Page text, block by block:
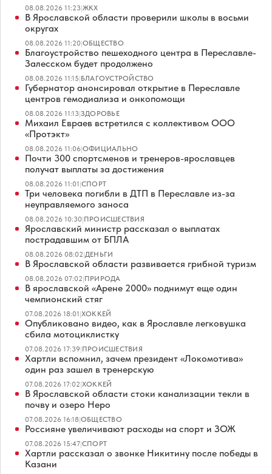
08.08.2026 11:23|ЖКХ
В Ярославской области проверили школы в восьми
округах
08.08.2026 11:20|ОБЩЕСТВО
Благоустройство пешеходного центра в Переславле-
Залесском будет продолжено
08.08.2026 11:15|БЛАГОУСТРОЙСТВО
Губернатор анонсировал открытие в Переславле
центров гемодиализа и онкопомощи
08.08.2026 11:13|ЗДОРОВЬЕ
Михаил Евраев встретился с коллективом ООО
«Протэкт»
08.08.2026 11:06|ОФИЦИАЛЬНО
Почти 300 спортсменов и тренеров-ярославцев
получат выплаты за достижения
08.08.2026 11:01|СПОРТ
Три человека погибли в ДТП в Переславле из-за
неуправляемого заноса
08.08.2026 10:30|ПРОИСШЕСТВИЯ
Ярославский министр рассказал о выплатах
пострадавшим от БПЛА
08.08.2026 08:02|ДЕНЬГИ
В Ярославской области развивается грибной туризм
08.08.2026 07:02|ПРИРОДА
В ярославской «Арене 2000» поднимут еще один
чемпионский стяг
07.08.2026 18:01|ХОККЕЙ
Опубликовано видео, как в Ярославле легковушка
сбила мотоциклистку
07.08.2026 17:39|ПРОИСШЕСТВИЯ
Хартли вспомнил, зачем президент «Локомотива»
один раз зашел в тренерскую
07.08.2026 17:02|ХОККЕЙ
В Ярославской области стоки канализации текли в
почву и озеро Неро
07.08.2026 16:18|ОБЩЕСТВО
Россияне увеличивают расходы на спорт и ЗОЖ
07.08.2026 15:47|СПОРТ
Хартли рассказал о звонке Никитину после победы в
Казани